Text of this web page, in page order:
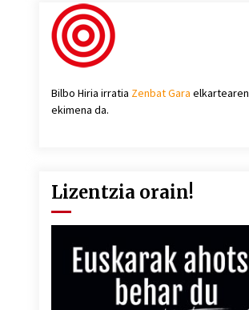
Bilbo Hiria irratia Zenbat Gara elkartearen
ekimena da.
Lizentzia orain!